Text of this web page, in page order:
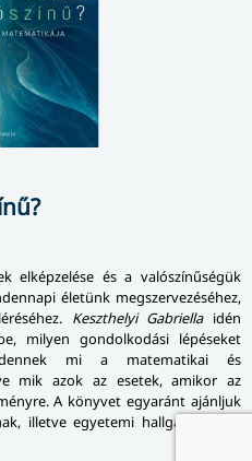
elképzelése és a valószínűségük
életünk megszervezéséhez,
Keszthelyi Gabriellaidén
milyen gondolkodási lépéseket
mi a matematikai és
mik azok az esetek, amikor az
A könyvet egyaránt ajánljuk
illetve egyetemi hallgatóknak a